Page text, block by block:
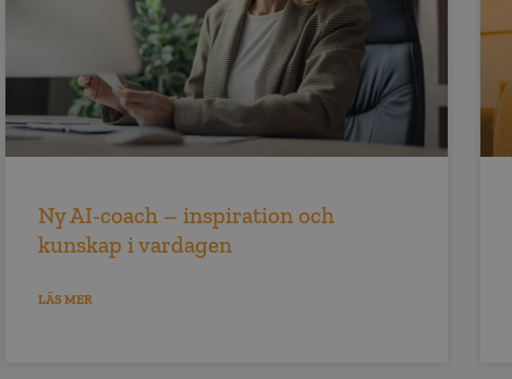
Ny AI-coach – inspiration och
kunskap i vardagen
LÄS MER